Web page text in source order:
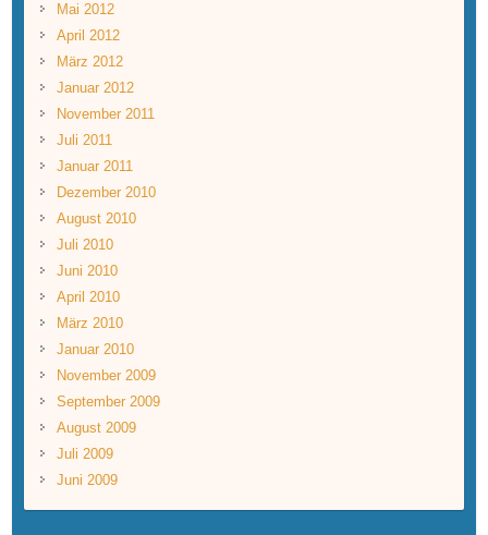
Mai 2012
April 2012
März 2012
Januar 2012
November 2011
Juli 2011
Januar 2011
Dezember 2010
August 2010
Juli 2010
Juni 2010
April 2010
März 2010
Januar 2010
November 2009
September 2009
August 2009
Juli 2009
Juni 2009